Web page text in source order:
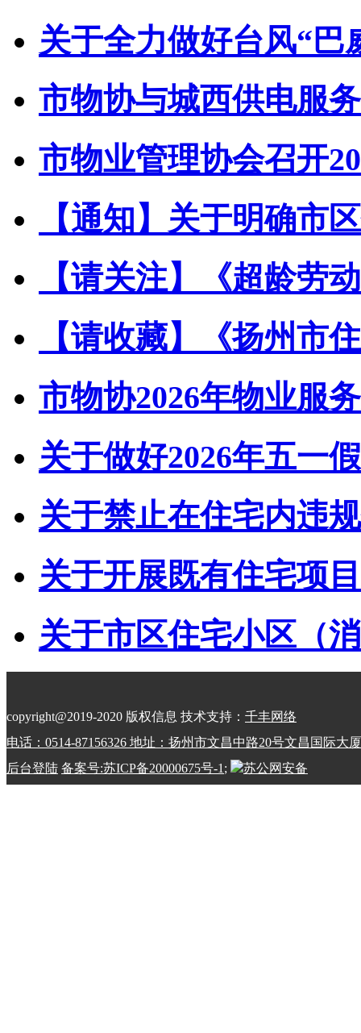
关于全力做好台风“巴
市物协与城西供电服
市物业管理协会召开
【通知】关于明确市
【请关注】《超龄劳
【请收藏】《扬州市
市物协2026年物业服
关于做好2026年五一
关于禁止在住宅内违
关于开展既有住宅项
关于市区住宅小区（
copyright@2019-2020 版权信息 技术支持： 千丰网络
电话：0514-87156326 地址：扬州市文昌中路20号文昌国际大厦
后台登陆 备案号:苏ICP备20000675号-1;
苏公网安备